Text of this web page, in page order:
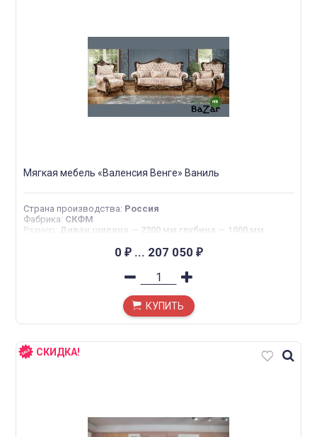
Мягкая мебель «Валенсия Венге» Ваниль
Страна производства: Россия
Фабрика: СКФМ
Размер : Диван ширина — 2200 мм глубина — 1000 мм
1000 мм высота — 1250 мм
0 ₽... 207 050 ₽
КУПИТЬ
СКИДКА!